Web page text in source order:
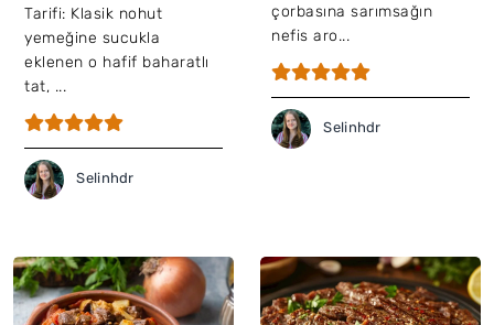
Tarifi: Klasik nohut
yemeğine sucukla
eklenen o hafif baharatlı
tat, ...
Selinhdr
çorbasına sarımsağın
nefis aro...
Selinhdr